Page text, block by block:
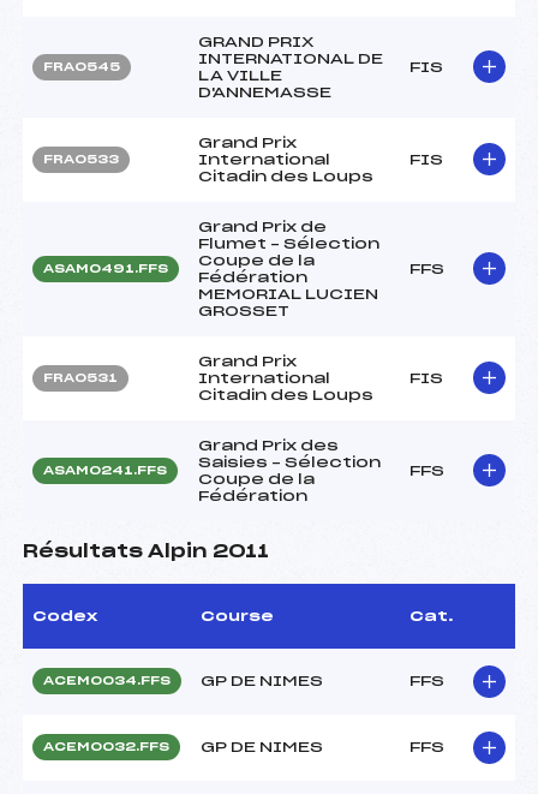
FRA0545
GRAND PRIX
INTERNATIONAL DE
LA VILLE
D'ANNEMASSE
FIS
FRA0533
Grand Prix
International
Citadin des Loups
FIS
ASAM0491.FFS
Grand Prix de
Flumet – Sélection
Coupe de la
Fédération
MEMORIAL LUCIEN
GROSSET
FFS
FRA0531
Grand Prix
International
Citadin des Loups
FIS
ASAM0241.FFS
Grand Prix des
Saisies – Sélection
Coupe de la
Fédération
FFS
Résultats Alpin 2011
Codex Course Cat.
ACEM0034.FFS GP DE NIMES FFS
ACEM0032.FFS GP DE NIMES FFS